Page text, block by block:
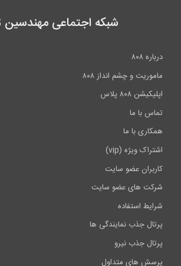
شبکه اجتماعی مهندسین 808
درباره ۸۰۸
ماموریت و چشم انداز ۸۰۸
اپلیکیشن ۸۰۸ پلاس
تماس با ما
همکاری با ما
اشتراک ویژه (vip)
کاربران عضو سایت
شرکت های عضو سایت
شرایط استفاده
پرتال جذب نمایندگی ها
پرتال جذب نیرو
پرسش های متداول